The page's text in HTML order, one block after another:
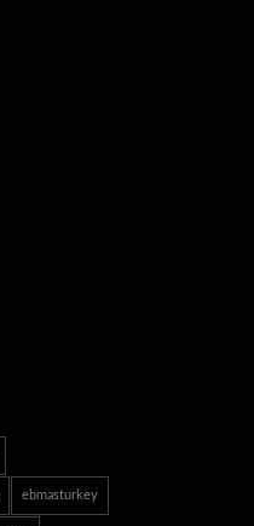
ebmasturkey